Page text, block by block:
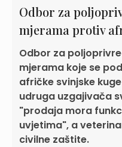
Odbor za
mjerama protiv
Odbor za
mjerama koje se
afričke svinjske
udruga uzgajivača
"prodaja mora
uvjetima", a
civilne zaštite.